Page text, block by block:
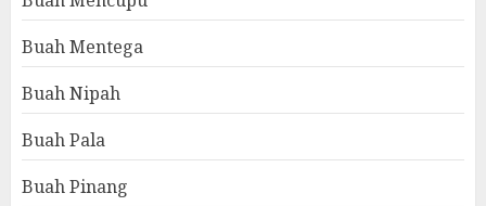
Buah Mentega
Buah Nipah
Buah Pala
Buah Pinang